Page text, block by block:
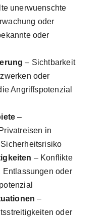
unerwuenschte
oder
oder
– Sichtbarkeit
oder
Angriffspotenzial
–
in
– Konflikte
Entlassungen oder
–
oder